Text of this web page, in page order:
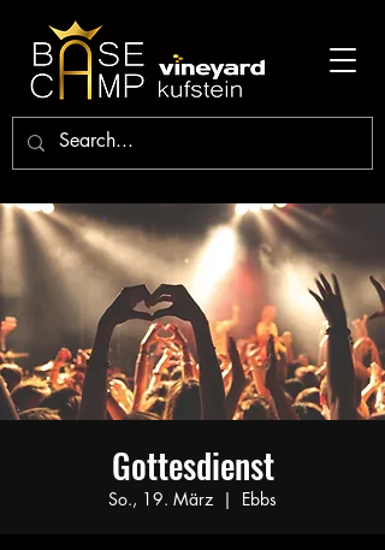
Gottesdienst
So., 19. März
  |
Ebbs